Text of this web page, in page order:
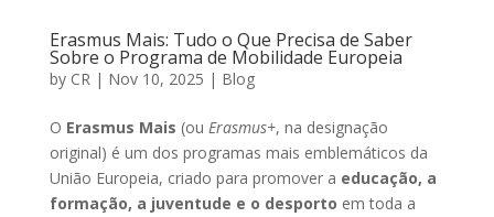
Erasmus Mais: Tudo o Que Precisa de Saber
Sobre o Programa de Mobilidade Europeia
by CR| Nov 10, 2025 | Blog
O Erasmus Mais (ou Erasmus+, na designação
original) é um dos programas mais emblemáticos da
União Europeia, criado para promover a educação, a
formação, a juventude e o desporto em toda a